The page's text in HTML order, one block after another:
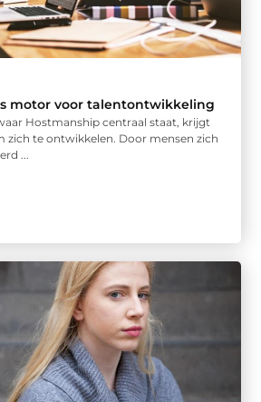
motor voor talentontwikkeling
Hostmanship centraal staat, krijgt
zich te ontwikkelen. Door mensen zich
...